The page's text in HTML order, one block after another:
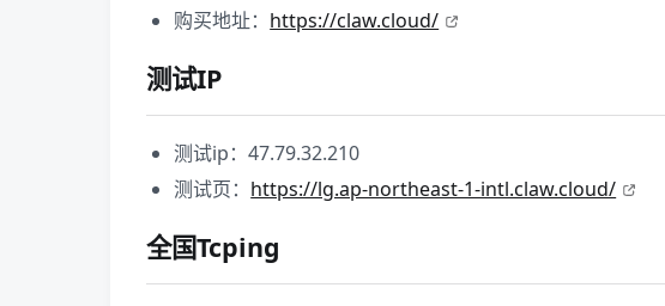
购买地址： https://claw.cloud/
测试IP
测试ip：47.79.32.210
测试页： https://lg.ap-northeast-1-intl.claw.cloud/
全国Tcping